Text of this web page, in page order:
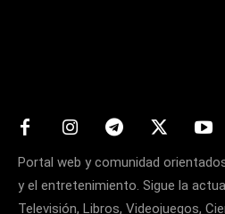
Portal web y comunidad
y el entretenimiento. Sigue la
Televisión, Libros, Videojuegos,